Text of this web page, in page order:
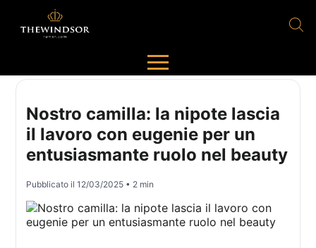
Nostro camilla: la nipote lascia
il lavoro con eugenie per un
entusiasmante ruolo nel beauty
Pubblicato il12/03/2025 • 2 min